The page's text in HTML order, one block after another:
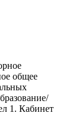
общее
1. Кабинет